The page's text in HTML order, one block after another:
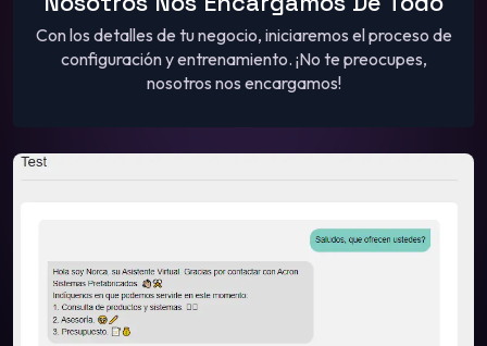
Con los detalles de tu negocio, iniciaremos el proceso de
configuración y entrenamiento. ¡No te preocupes,
nosotros nos encargamos!